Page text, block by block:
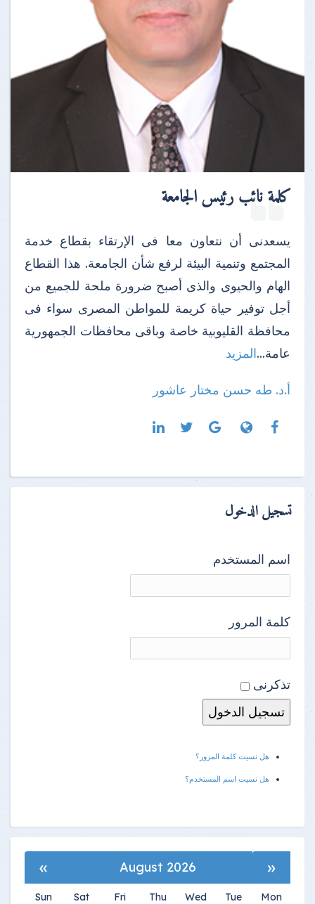
كلمة نائب رئيس الجامعة
يسعدنى أن نتعاون معا فى الإرتقاء بقطاع خدمة
المجتمع وتنمية البيئة لرفع شأن الجامعة. هذا القطاع
الهام والحيوى والذى أصبح ضرورة ملحة للجميع من
أجل توفير حياة كريمة للمواطن المصرى سواء فى
محافظة القليوبية خاصة وباقى محافظات الجمهورية
عامة...المزيد
أ.د. طه حسن مختار عاشور
تسجيل الدخول
اسم المستخدم
كلمة المرور
تذكرنى
هل نسيت كلمة المرور؟
هل نسيت اسم المستخدم؟
«
August 2026
»
Mon
Tue
Wed
Thu
Fri
Sat
Sun